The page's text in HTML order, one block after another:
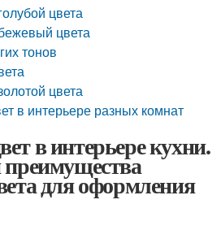
цвета
цвета
тонов
цвета
в интерьере разных комнат
в интерьере кухни.
для оформления